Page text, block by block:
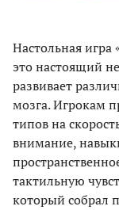
Настольная игра
это настоящий
развивает
мозга. Игрокам
типов на
внимание,
тактильную
который собрал